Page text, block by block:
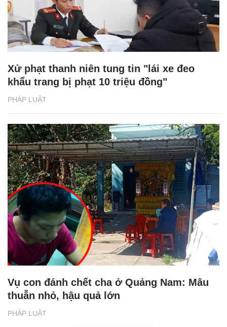
PHÁP LUẬT
Xử phạt thanh niên tung tin "lái xe đeo
khẩu trang bị phạt 10 triệu đồng"
PHÁP LUẬT
Vụ con đánh chết cha ở Quảng Nam: Mâu
thuẫn nhỏ, hậu quả lớn